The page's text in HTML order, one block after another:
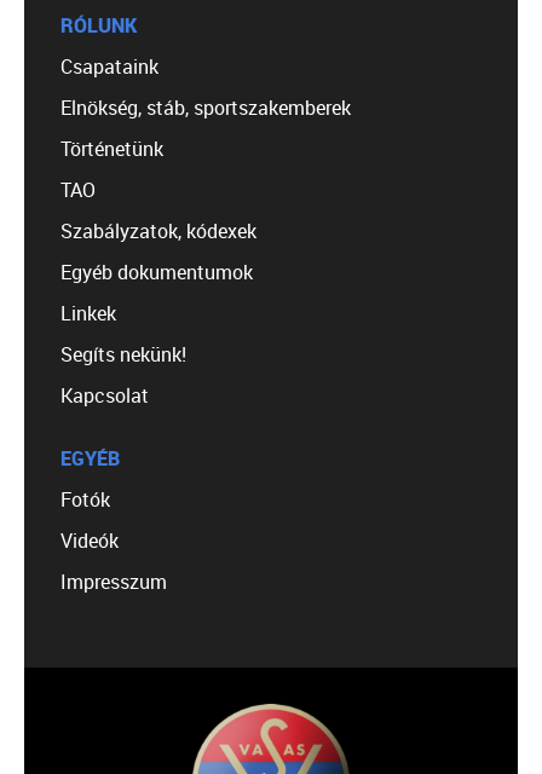
RÓLUNK
Csapataink
Elnökség, stáb, sportszakemberek
Történetünk
TAO
Szabályzatok, kódexek
Egyéb dokumentumok
Linkek
Segíts nekünk!
Kapcsolat
EGYÉB
Fotók
Videók
Impresszum